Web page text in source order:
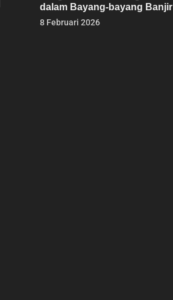
dalam Bayang-bayang Banjir
8 Februari 2026